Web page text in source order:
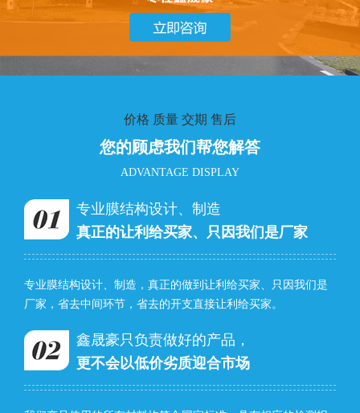
价格 质量 交期 售后
您的顾虑我们帮您解答
ADVANTAGE DISPLAY
专业膜结构设计、制造
真正的让利给买家、只因我们是厂家
专业膜结构设计、制造，真正的做到让利给买家、只因我们是
厂家，省去中间环节，省去的开支直接让利给买家。
鑫晟豪只负责做好的产品，
更不会以低价劣质迎合市场